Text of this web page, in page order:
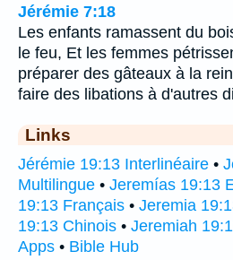
Jérémie 7:18
Les enfants ramassent du
le feu, Et les femmes
préparer des gâteaux à la
faire des libations à d'autres
Links
Jérémie 19:13 Interlinéaire •
Multilingue • Jeremías 19:13
19:13 Français • Jeremia
19:13 Chinois • Jeremiah
Apps • Bible Hub